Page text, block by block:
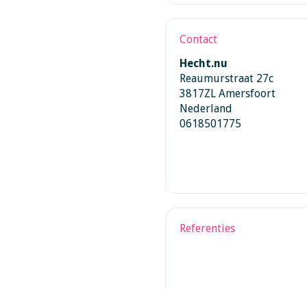
Contact
Hecht.nu
Reaumurstraat 27c
3817ZL Amersfoort
Nederland
0618501775
Referenties